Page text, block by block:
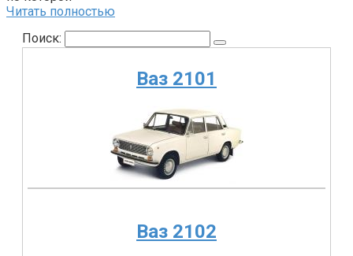
Читать полностью
Поиск:
Ваз 2101
Ваз 2102